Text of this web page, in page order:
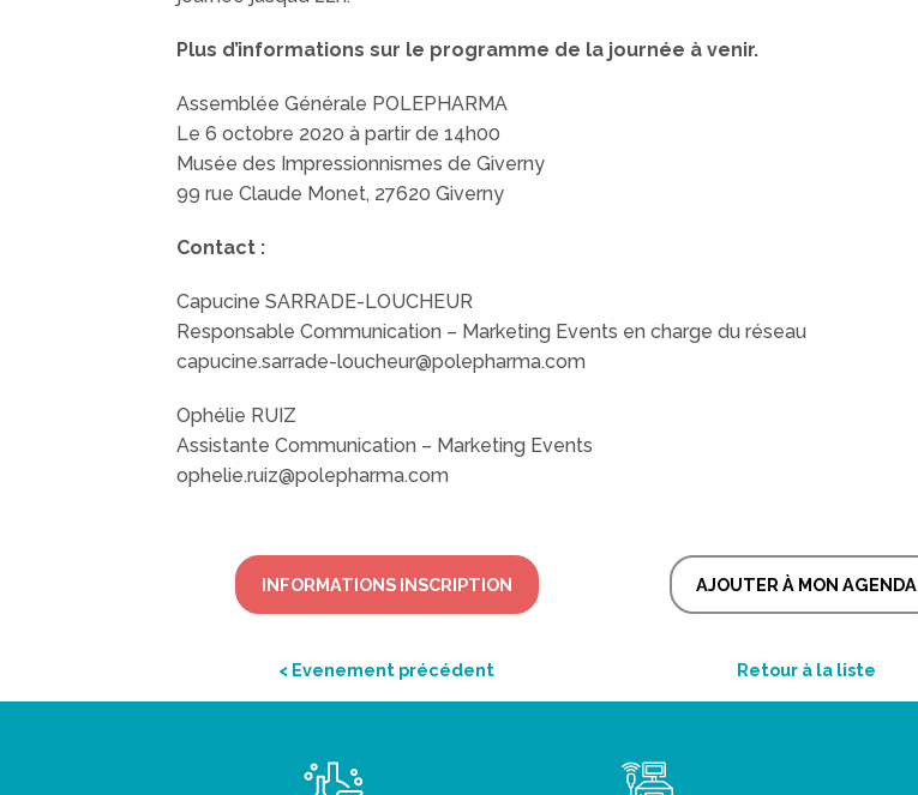
Plus d’informations sur le programme de la journée à venir.
Assemblée Générale POLEPHARMA
Le 6 octobre 2020 à partir de 14h00
Musée des Impressionnismes de Giverny
99 rue Claude Monet, 27620 Giverny
Contact :
Capucine SARRADE-LOUCHEUR
Responsable Communication – Marketing Events en charge du réseau
capucine.sarrade-loucheur@polepharma.com
Ophélie RUIZ
Assistante Communication – Marketing Events
ophelie.ruiz@polepharma.com
INFORMATIONS INSCRIPTION AJOUTER À MON AGENDA
< Evenement précédent Retour à la liste